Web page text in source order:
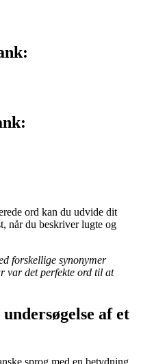
ord kan du udvide dit
når du beskriver lugte og
forskellige synonymer
var det perfekte ord til at
af et